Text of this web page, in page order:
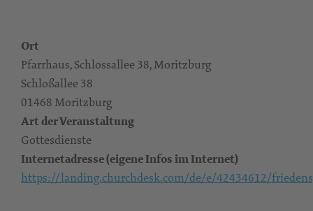
Ort
Pfarrhaus, Schlossallee 38, Moritzburg
Schloßallee 38
01468 Moritzburg
Art der Veranstaltung
Gottesdienste
Internetadresse (eigene Infos im Internet)
https://landing.churchdesk.com/de/e/42434612/